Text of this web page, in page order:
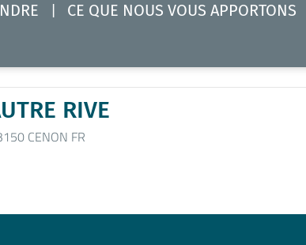
CE QUE NOUS VOUS APPORTONS
RIVE
CENON FR